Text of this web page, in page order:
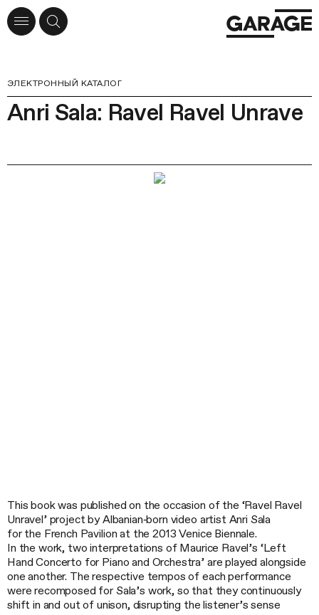
ЭЛЕКТРОННЫЙ КАТАЛОГ
Anri Sala: Ravel Ravel Unrave
This book was published on the occasion of the ‘Ravel Ravel
Unravel’ project by Albanian‑born video artist Anri Sala
for the French Pavilion at the 2013 Venice Biennale.
In the work, two interpretations of Maurice Ravel’s ‘Left
Hand Concerto for Piano and Orchestra’ are played alongside
one another. The respective tempos of each performance
were recomposed for Sala’s work, so that they continuously
shift in and out of unison, disrupting the listener’s sense